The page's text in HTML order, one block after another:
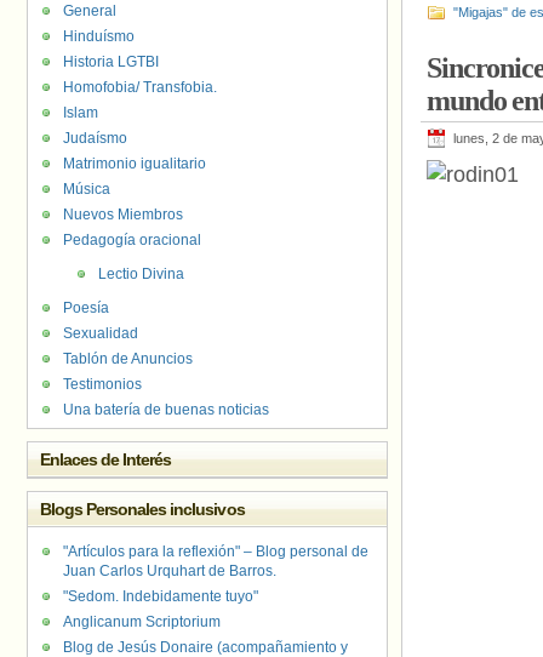
"Migajas" de
mundo
lunes, 2 de
General
Hinduísmo
Historia LGTBI
Homofobia/ Transfobia.
Islam
Judaísmo
Matrimonio igualitario
Música
Nuevos Miembros
Pedagogía oracional
Lectio Divina
Poesía
Sexualidad
Tablón de Anuncios
Testimonios
Una batería de buenas noticias
Enlaces de Interés
Blogs Personales inclusivos
"Artículos para la reflexión" – Blog personal de
Juan Carlos Urquhart de Barros.
"Sedom. Indebidamente tuyo"
Anglicanum Scriptorium
Blog de Jesús Donaire (acompañamiento y